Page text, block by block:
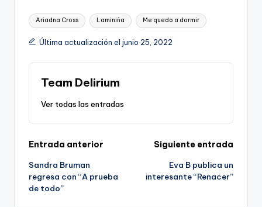
Etiquetas:
Ariadna Cross Laminiña Me quedo a dormir
Última actualización el junio 25, 2022
Team Delirium
Ver todas las entradas
Navegación
de
entradas
Entrada anterior
Sandra Bruman
regresa con “A prueba
de todo”
Siguiente entrada
Eva B publica un
interesante “Renacer”